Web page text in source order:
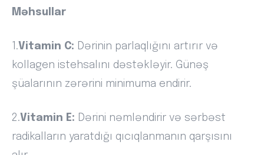
Məhsullar
1.Vitamin C: Dərinin parlaqlığını artırır və
kollagen istehsalını dəstəkləyir. Günəş
şüalarının zərərini minimuma endirir.
2.Vitamin E: Dərini nəmləndirir və sərbəst
radikalların yaratdığı qıcıqlanmanın qarşısını